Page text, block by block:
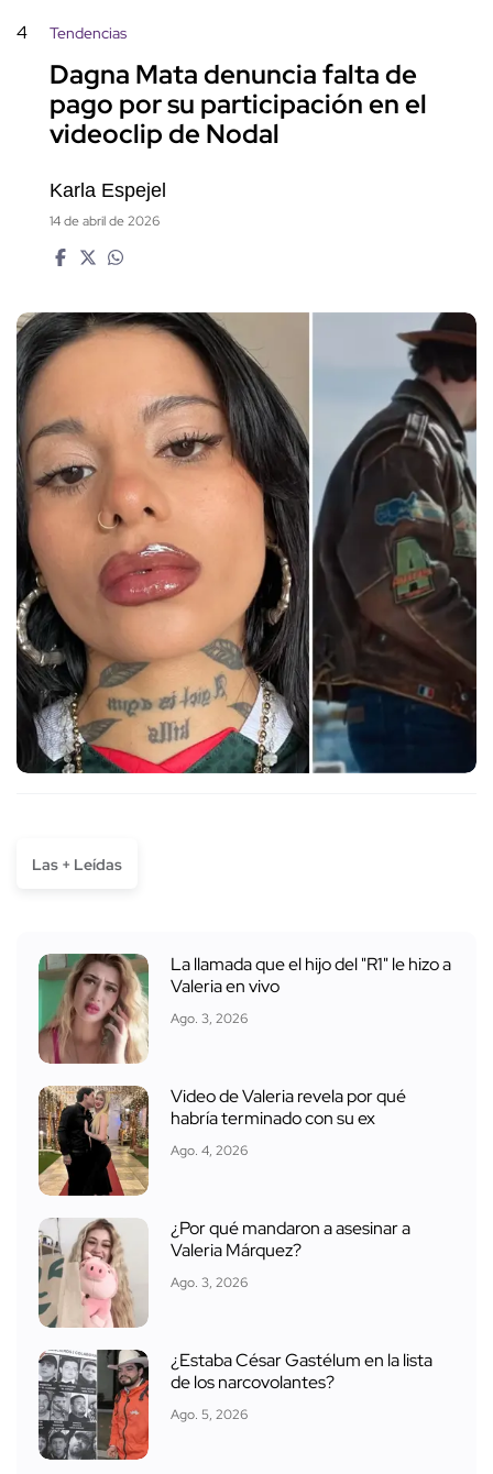
4 Tendencias
Dagna Mata denuncia falta de
pago por su participación en el
videoclip de Nodal
Karla Espejel
14 de abril de 2026
Las + Leídas
La llamada que el hijo del "R1" le hizo a
Valeria en vivo
Ago. 3, 2026
Video de Valeria revela por qué
habría terminado con su ex
Ago. 4, 2026
¿Por qué mandaron a asesinar a
Valeria Márquez?
Ago. 3, 2026
¿Estaba César Gastélum en la lista
de los narcovolantes?
Ago. 5, 2026